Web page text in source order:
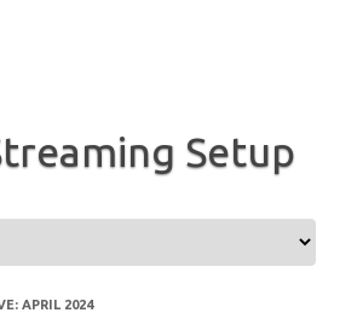
Setup
APRIL 2024